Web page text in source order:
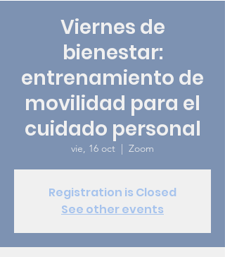
Viernes de
bienestar:
entrenamiento de
movilidad para el
cuidado personal
vie, 16 oct
  |
Zoom
Registration is Closed
See other events